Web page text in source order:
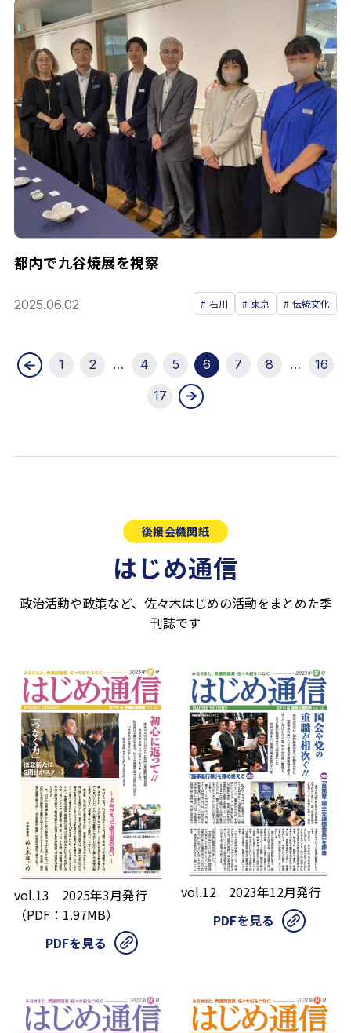
都内で九谷焼展を視察
2025.06.02 石川 東京 伝統文化
1 2 … 4 5 6 7 8 …
16
17
後援会機関紙
はじめ通信
政治活動や政策など、佐々木はじめの活動をまとめた季
刊誌です
vol.13 2025年3月発行
（PDF：1.97MB）
PDFを見る
vol.12 2023年12月発行
PDFを見る